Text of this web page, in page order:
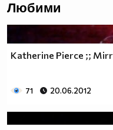
Любими
Katherine Pierce ;;
71 20.06.2012